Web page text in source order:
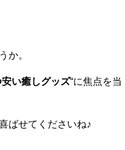
か。
い癒しグッズ“に焦点を当
ばせてくださいね♪